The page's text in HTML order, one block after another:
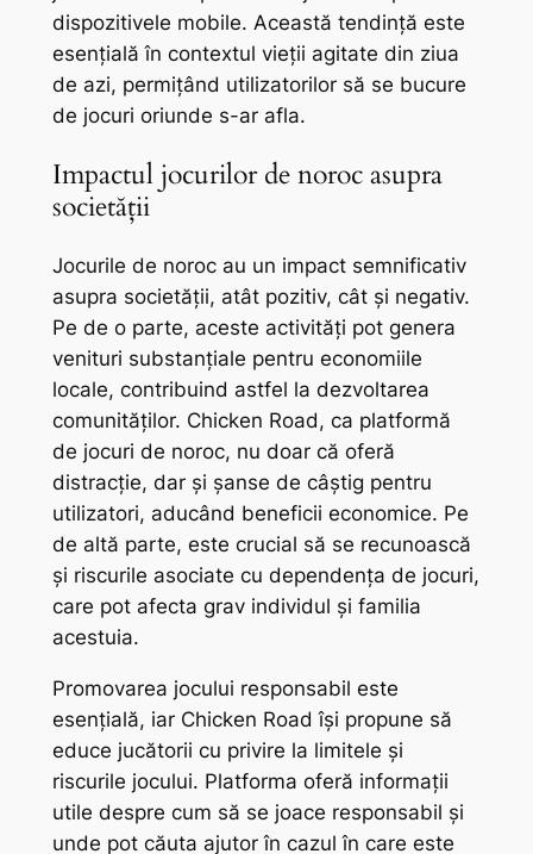
dispozitivele mobile. Această tendință este
esențială în contextul vieții agitate din ziua
de azi, permițând utilizatorilor să se bucure
de jocuri oriunde s-ar afla.
Impactul jocurilor de noroc asupra
societății
Jocurile de noroc au un impact semnificativ
asupra societății, atât pozitiv, cât și negativ.
Pe de o parte, aceste activități pot genera
venituri substanțiale pentru economiile
locale, contribuind astfel la dezvoltarea
comunităților. Chicken Road, ca platformă
de jocuri de noroc, nu doar că oferă
distracție, dar și șanse de câștig pentru
utilizatori, aducând beneficii economice. Pe
de altă parte, este crucial să se recunoască
și riscurile asociate cu dependența de jocuri,
care pot afecta grav individul și familia
acestuia.
Promovarea jocului responsabil este
esențială, iar Chicken Road își propune să
educe jucătorii cu privire la limitele și
riscurile jocului. Platforma oferă informații
utile despre cum să se joace responsabil și
unde pot căuta ajutor în cazul în care este